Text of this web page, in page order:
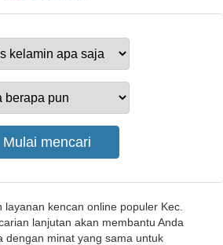
layanan kencan online populer Kec.
lanjutan akan membantu Anda
dengan minat yang sama untuk